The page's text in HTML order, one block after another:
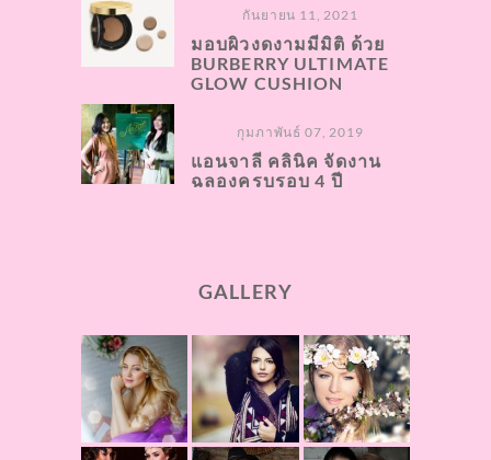
กันยายน 11, 2021
มอบผิวงดงามมีมิติ ด้วย
BURBERRY ULTIMATE
GLOW CUSHION
กุมภาพันธ์ 07, 2019
แอนจาลี คลินิค จัดงาน
ฉลองครบรอบ 4 ปี
GALLERY